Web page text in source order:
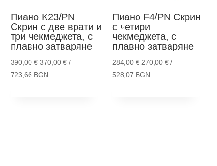
product
page
Пиано K23/PN
Скрин с две врати и
три чекмеджета, с
плавно затваряне
390,00€ Original
price
370,00€ /
723,66 BGN
Пиано F4/PN Скрин
с четири
чекмеджета, с
плавно затваряне
284,00€ Original
price
270,00€ /
528,07 BGN